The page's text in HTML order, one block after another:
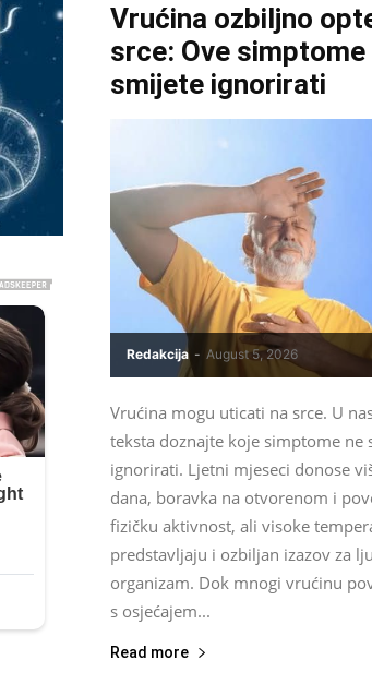
Vrućina ozbiljno
srce: Ove simptome
smijete ignorirati
Redakcija - August 5, 2026
Vrućina mogu uticati na srce. U
teksta doznajte koje simptome ne
ignorirati. Ljetni mjeseci donose
dana, boravka na otvorenom i
fizičku aktivnost, ali visoke
predstavljaju i ozbiljan izazov za
organizam. Dok mnogi vrućinu
s osjećajem...
Read more